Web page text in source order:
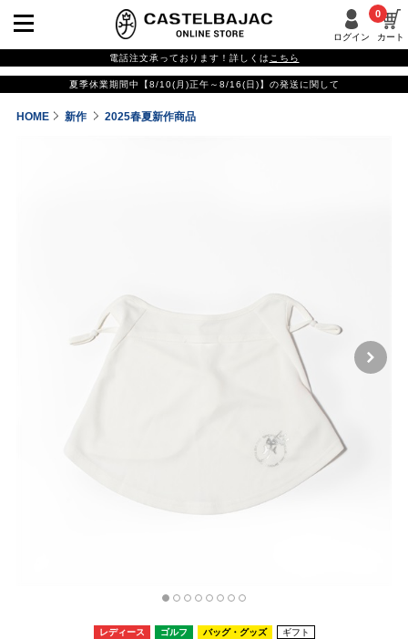
ログイン カート
0
電話注文承っております！詳しくは こちら
夏季休業期間中【8/10(月)正午～8/16(日)】の発送に関して
HOME 新作 2025春夏新作商品
レディース ゴルフ バッグ・グッズ ギフト